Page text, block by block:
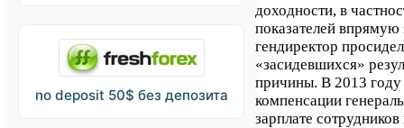
no deposit 50$ без депозита
доходности, в
показателей впрямую
гендиректор
«засидевшихся»
причины. В 2013
компенсации
зарплате